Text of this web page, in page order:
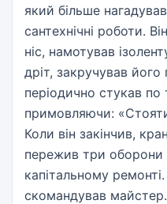
який більше
сантехнічні роботи.
ніс, намотував
дріт, закручував його
періодично стукав по
примовляючи:
Коли він закінчив,
пережив три оборони
капітальному
скомандував майстер.